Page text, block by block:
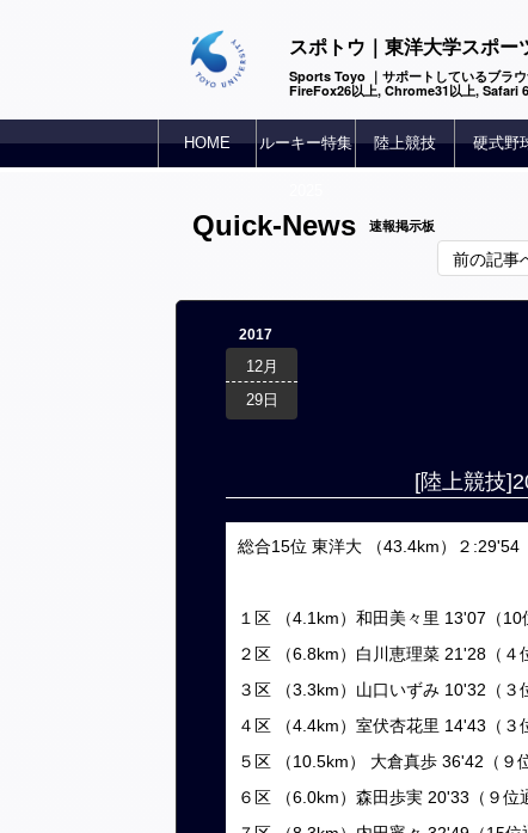
スポトウ｜東洋大学スポー
Sports Toyo ｜サポートしているブラ
FireFox26以上, Chrome31以上, Safari 6
HOME ルーキー特集 陸上競技 硬式野
Quick-News 速報掲示板
前の記事
2017
12月
29日
[陸上競技
総合15位 東洋大 （43.4km）２:29'54
１区 （4.1km）和田美々里 13'07（10
２区 （6.8km）白川恵理菜 21'28（４
３区 （3.3km）山口いずみ 10'32（３
４区 （4.4km）室伏杏花里 14'43（３
５区 （10.5km） 大倉真歩 36'42（９
６区 （6.0km）森田歩実 20'33（９位